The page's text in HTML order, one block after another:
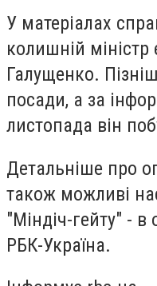
У матеріалах
колишній
Галущенко.
посади, а за
листопада він
Детальніше про
також можливі
"Міндіч-гейту" - в
РБК-Україна.